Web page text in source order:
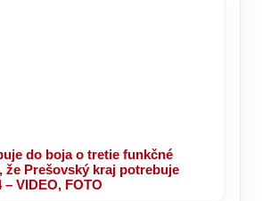
do boja o tretie funkčné
že Prešovský kraj potrebuje
VIDEO, FOTO